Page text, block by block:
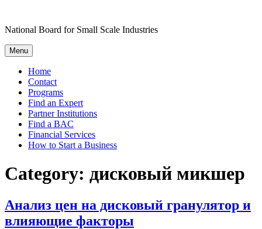
content
National Board for Small Scale Industries
Menu
Home
Contact
Programs
Find an Expert
Partner Institutions
Find a BAC
Financial Services
How to Start a Business
Category: дисковый микшер
Анализ цен на дисковый гранулятор и
влияющие факторы